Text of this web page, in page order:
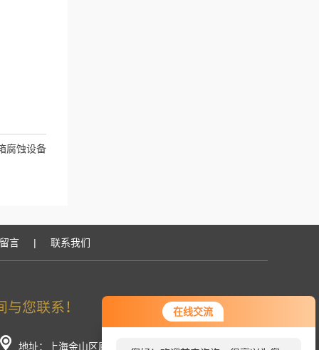
在线交流
腐蚀设备
言 | 联系我们
地址：上海金山区廊下镇工业园荣春路266号（分厂）